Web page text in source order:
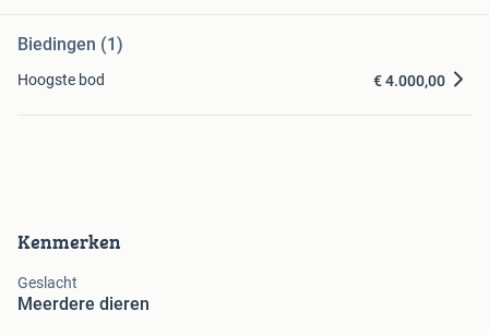
Kenmerken
Geslacht
Meerdere dieren
Biedingen (1)
Hoogste bod € 4.000,00